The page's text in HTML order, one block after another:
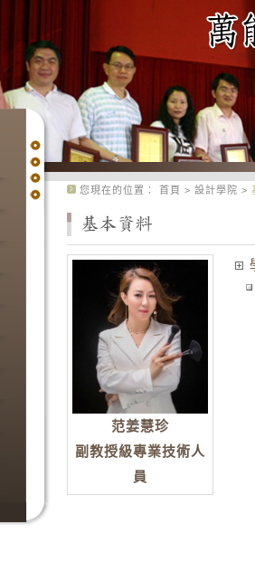
您現在的位置： 首頁 > 設計學院 >
范姜慧珍
副教授級專業技術人
員